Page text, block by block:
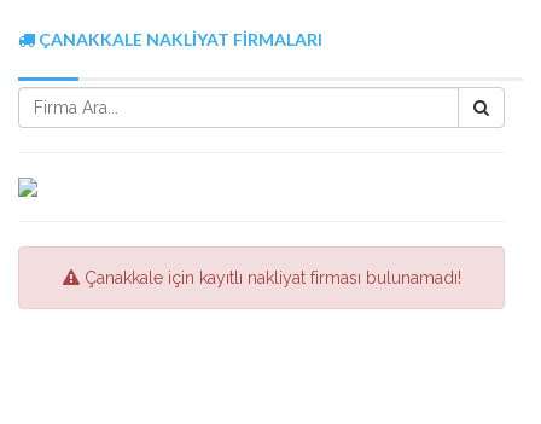
ÇANAKKALE NAKLIYAT FIRMALARI
Çanakkale için kayıtlı nakliyat firması bulunamadı!